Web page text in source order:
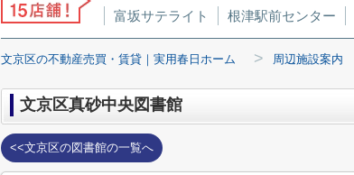
富坂サテライト
根津駅前センター
文京区の不動産売買・賃貸｜実用春日ホーム > 周辺施設案内
文京区真砂中央図書館
<<文京区の図書館の一覧へ